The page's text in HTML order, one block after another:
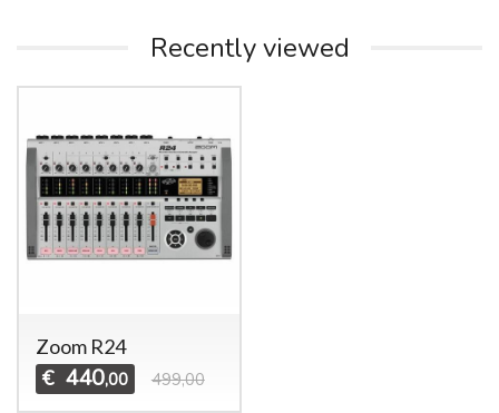
Recently viewed
Zoom R24
€ 440,00 499,00